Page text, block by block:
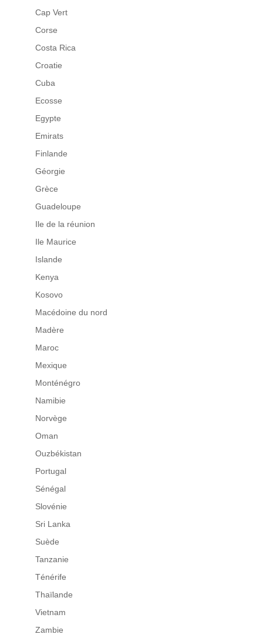
Cap Vert
Corse
Costa Rica
Croatie
Cuba
Ecosse
Egypte
Emirats
Finlande
Géorgie
Grèce
Guadeloupe
Ile de la réunion
Ile Maurice
Islande
Kenya
Kosovo
Macédoine du nord
Madère
Maroc
Mexique
Monténégro
Namibie
Norvège
Oman
Ouzbékistan
Portugal
Sénégal
Slovénie
Sri Lanka
Suède
Tanzanie
Ténérife
Thaïlande
Vietnam
Zambie